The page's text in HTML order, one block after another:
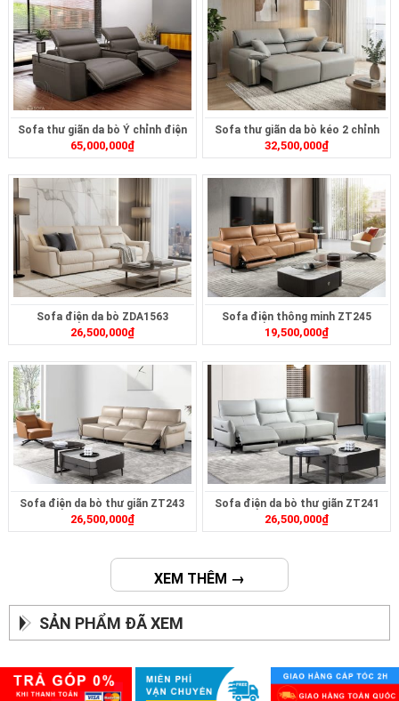
Sofa thư giãn da bò Ý chỉnh điện
ZDA1562
65,000,000₫
Sofa thư giãn da bò kéo 2 chỉnh
điện ZT2616A
32,500,000₫
Sofa điện da bò ZDA1563
26,500,000₫
Sofa điện thông minh ZT245
19,500,000₫
Sofa điện da bò thư giãn ZT243
26,500,000₫
Sofa điện da bò thư giãn ZT241
26,500,000₫
XEM THÊM →
SẢN PHẨM ĐÃ XEM